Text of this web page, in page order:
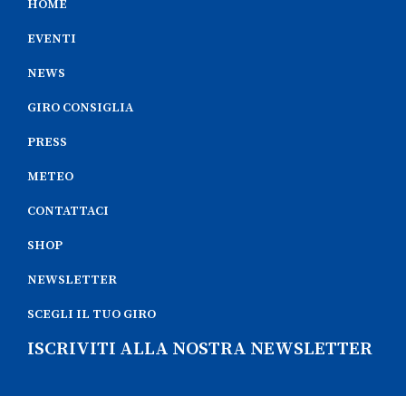
HOME
EVENTI
NEWS
GIRO CONSIGLIA
PRESS
METEO
CONTATTACI
SHOP
NEWSLETTER
SCEGLI IL TUO GIRO
ISCRIVITI ALLA NOSTRA NEWSLETTER